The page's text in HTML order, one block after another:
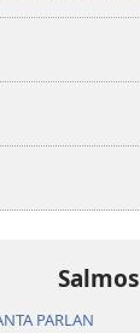
Salmos
PARLAN